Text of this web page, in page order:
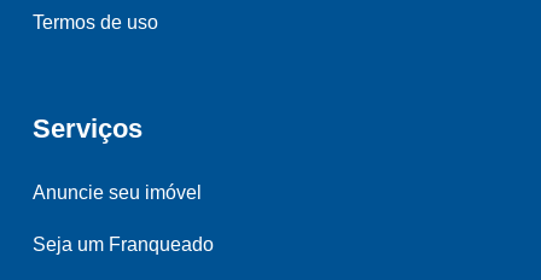
Termos de uso
Serviços
Anuncie seu imóvel
Seja um Franqueado